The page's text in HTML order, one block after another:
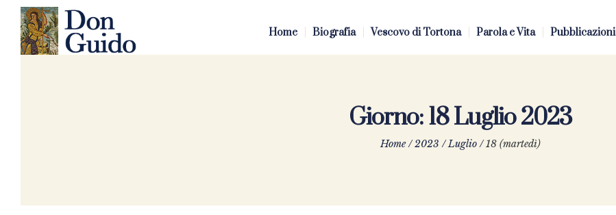
Home Biografia Vescovo di Tortona Parola e Vita Pubblicazioni
Giorno:18 Luglio 2023
Home /2023 /Luglio /18 (martedì)